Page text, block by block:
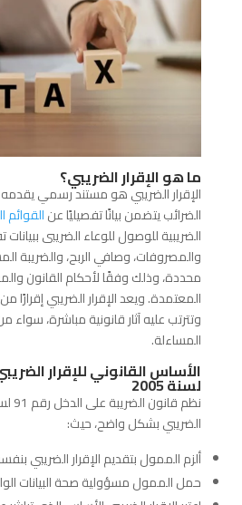
ما هو الإقرار الضريبي؟
الإقرار الضريبي هو مستند رسمي
الضرائب يتضمن بيانًا تفصيليًا عنالقوائم
الضريبية للوصول للوعاء الضريبى ببيانات
والمصروفات، وصافي الربح، والضريبة
محددة، وذلك وفقًا لأحكام القانون
المعتمدة. ويعد الإقرار الضريبي
وتترتب عليه آثار قانونية مباشرة،
المساءلة.
لسنة 2005
الضريبي بشكل واضح، حيث:
ألزم الممول بتقديم الإقرار الضريبي
حمل الممول مسؤولية صحة البيانات